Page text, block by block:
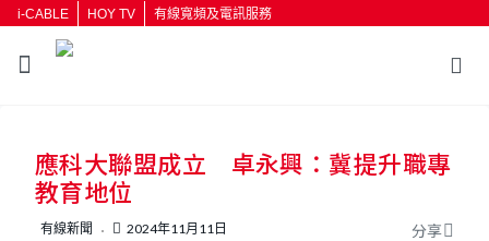
i-CABLE HOY TV 有線寬頻及電訊服務
按輸入鍵開始搜尋
應科大聯盟成立 卓永興：冀提升職專
教育地位
有線新聞 2024年11月11日 分享